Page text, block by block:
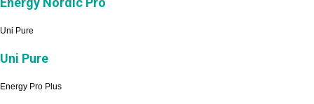
Uni Pure
Uni Pure
Energy Pro Plus